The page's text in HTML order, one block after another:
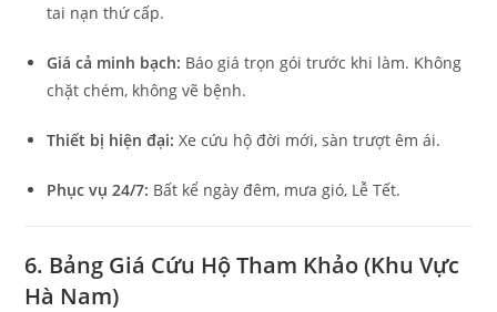
tai nạn thứ cấp.
Giá cả minh bạch: Báo giá trọn gói trước khi làm. Không
chặt chém, không vẽ bệnh.
Thiết bị hiện đại: Xe cứu hộ đời mới, sàn trượt êm ái.
Phục vụ 24/7: Bất kể ngày đêm, mưa gió, Lễ Tết.
6. Bảng Giá Cứu Hộ Tham Khảo (Khu Vực
Hà Nam)